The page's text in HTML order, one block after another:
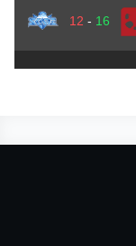
12 - 16